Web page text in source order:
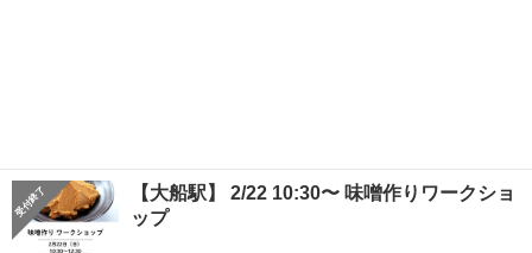
【大船駅】 2/22 10:30〜 味噌作りワークショ
ップ